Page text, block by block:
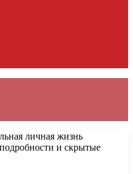
личная жизнь
и скрытые